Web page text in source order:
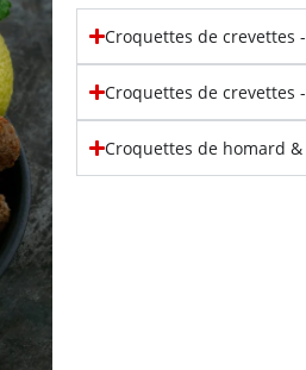
Croquettes de crevettes
Croquettes de crevettes
Croquettes de homard